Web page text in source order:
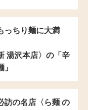
っちり麺に大満
湯沢本店〉の 「辛
訪の名店 〈ら麺 の